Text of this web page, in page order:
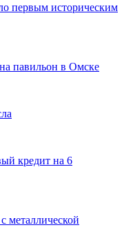
первым историческим
павильон в Омске
кредит на 6
металлической